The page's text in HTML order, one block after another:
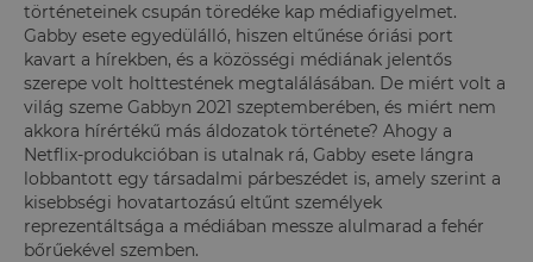
történeteinek csupán töredéke kap médiafigyelmet.
Gabby esete egyedülálló, hiszen eltűnése óriási port
kavart a hírekben, és a közösségi médiának jelentős
szerepe volt holttestének megtalálásában. De miért volt a
világ szeme Gabbyn 2021 szeptemberében, és miért nem
akkora hírértékű más áldozatok története? Ahogy a
Netflix-produkcióban is utalnak rá, Gabby esete lángra
lobbantott egy társadalmi párbeszédet is, amely szerint a
kisebbségi hovatartozású eltűnt személyek
reprezentáltsága a médiában messze alulmarad a fehér
bőrűekével szemben.